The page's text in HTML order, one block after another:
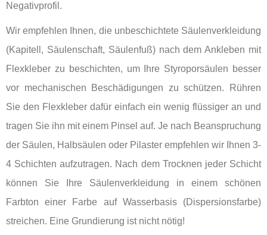
Negativprofil.
Wir empfehlen Ihnen, die unbeschichtete Säulenverkleidung
(Kapitell, Säulenschaft, Säulenfuß) nach dem Ankleben mit
Flexkleber zu beschichten, um Ihre Styroporsäulen besser
vor mechanischen Beschädigungen zu schützen. Rühren
Sie den Flexkleber dafür einfach ein wenig flüssiger an und
tragen Sie ihn mit einem Pinsel auf. Je nach Beanspruchung
der Säulen, Halbsäulen oder Pilaster empfehlen wir Ihnen 3-
4 Schichten aufzutragen. Nach dem Trocknen jeder Schicht
können Sie Ihre Säulenverkleidung in einem schönen
Farbton einer Farbe auf Wasserbasis (Dispersionsfarbe)
streichen. Eine Grundierung ist nicht nötig!